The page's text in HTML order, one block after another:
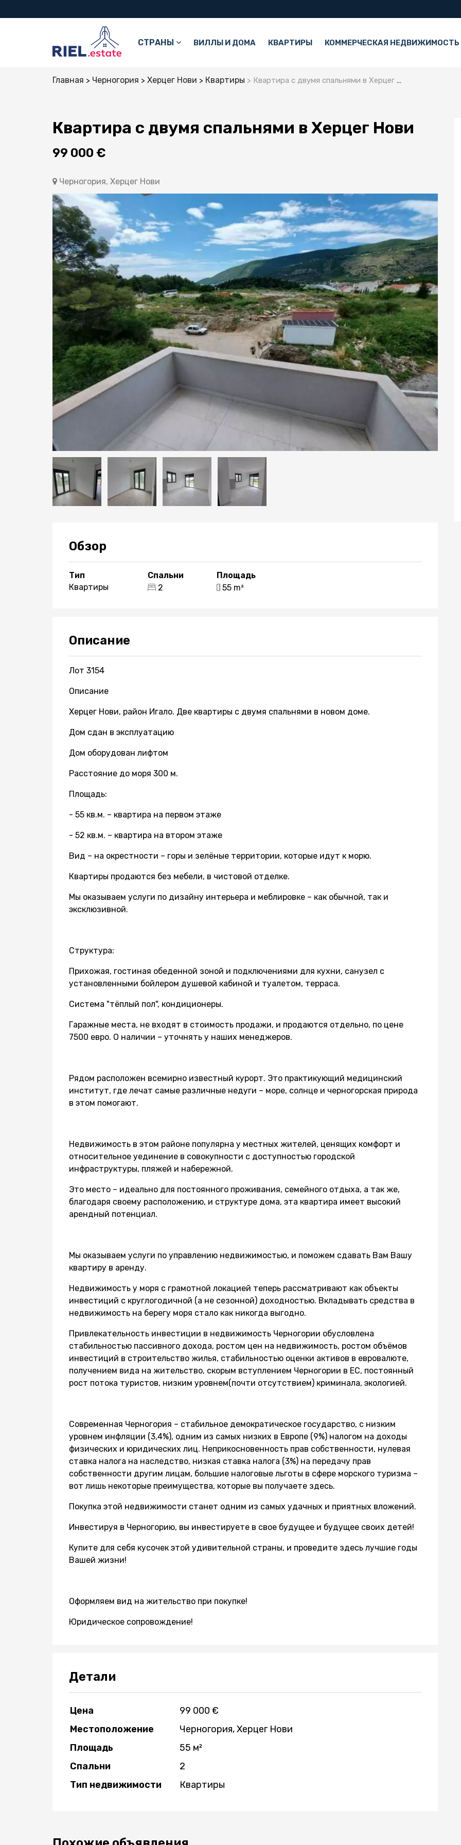
СТРАНЫ ВИЛЛЫ И ДОМА КВАРТИРЫ КОММЕРЧЕСКАЯ НЕДВИЖИМОСТЬ
Главная Черногория Херцег Нови Квартиры Квартира с двумя спальнями в Херцег Нови
Квартира с двумя спальнями в Херцег Нови
99 000 €
Черногория, Херцег Нови
Обзор
Тип
Квартиры
Спальни
2
Площадь
55 m²
Описание
Лот 3154
Описание
Херцег Нови, район Игало. Две квартиры с двумя спальнями в новом доме.
Дом сдан в эксплуатацию
Дом оборудован лифтом
Расстояние до моря 300 м.
Площадь:
- 55 кв.м. – квартира на первом этаже
- 52 кв.м. – квартира на втором этаже
Вид – на окрестности – горы и зелёные территории, которые идут к морю.
Квартиры продаются без мебели, в чистовой отделке.
Мы оказываем услуги по дизайну интерьера и меблировке – как обычной, так и
эксклюзивной.
Структура:
Прихожая, гостиная обеденной зоной и подключениями для кухни, санузел с
установленными бойлером душевой кабиной и туалетом, терраса.
Система "тёплый пол", кондиционеры.
Гаражные места, не входят в стоимость продажи, и продаются отдельно, по цене
7500 евро. О наличии – уточнять у наших менеджеров.
Рядом расположен всемирно известный курорт. Это практикующий медицинский
институт, где лечат самые различные недуги – море, солнце и черногорская природа
в этом помогают.
Недвижимость в этом районе популярна у местных жителей, ценящих комфорт и
относительное уединение в совокупности с доступностью городской
инфраструктуры, пляжей и набережной.
Это место – идеально для постоянного проживания, семейного отдыха, а так же,
благодаря своему расположению, и структуре дома, эта квартира имеет высокий
арендный потенциал.
Мы оказываем услуги по управлению недвижимостью, и поможем сдавать Вам Вашу
квартиру в аренду.
Недвижимость у моря с грамотной локацией теперь рассматривают как объекты
инвестиций с круглогодичной (а не сезонной) доходностью. Вкладывать средства в
недвижимость на берегу моря стало как никогда выгодно.
Привлекательность инвестиции в недвижимость Черногории обусловлена
стабильностью пассивного дохода, ростом цен на недвижимость, ростом объёмов
инвестиций в строительство жилья, стабильностью оценки активов в евровалюте,
получением вида на жительство, скорым вступлением Черногории в ЕС, постоянный
рост потока туристов, низким уровнем(почти отсутствием) криминала, экологией.
Современная Черногория – стабильное демократическое государство, с низким
уровнем инфляции (3,4%), одним из самых низких в Европе (9%) налогом на доходы
физических и юридических лиц. Неприкосновенность прав собственности, нулевая
ставка налога на наследство, низкая ставка налога (3%) на передачу прав
собственности другим лицам, большие налоговые льготы в сфере морского туризма –
вот лишь некоторые преимущества, которые вы получаете здесь.
Покупка этой недвижимости станет одним из самых удачных и приятных вложений.
Инвестируя в Черногорию, вы инвестируете в свое будущее и будущее своих детей!
Купите для себя кусочек этой удивительной страны, и проведите здесь лучшие годы
Вашей жизни!
Оформляем вид на жительство при покупке!
Юридическое сопровождение!
Детали
Цена
99 000 €
Местоположение
Черногория, Херцег Нови
Площадь
55 м²
Спальни
2
Тип недвижимости
Квартиры